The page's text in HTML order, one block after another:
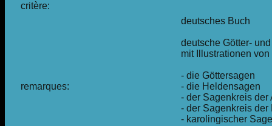
critère:
remarques:
deutsches Buch
deutsche Götter-
mit Illustrationen
- die Göttersagen
- die Heldensagen
- der Sagenkreis der
- der Sagenkreis der
- karolingischer